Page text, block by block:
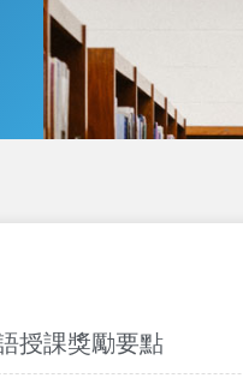
授課獎勵要點